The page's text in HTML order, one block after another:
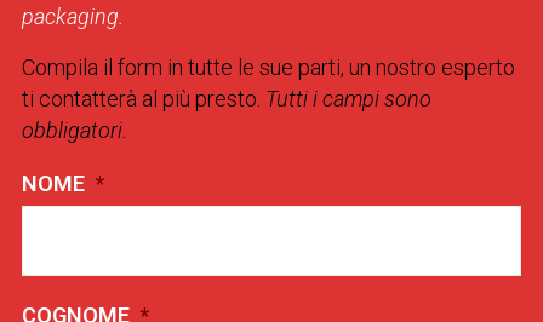
packaging.
Compila il form in tutte le sue parti, un nostro esperto
ti contatterà al più presto. Tutti i campi sono
obbligatori.
NOME *
COGNOME *